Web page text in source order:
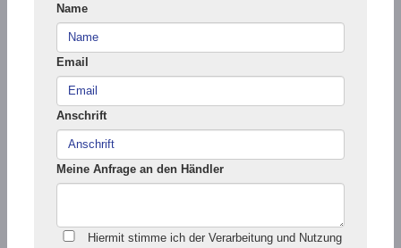
Name
Email
Anschrift
Meine Anfrage an den Händler
Hiermit stimme ich der Verarbeitung und Nutzung